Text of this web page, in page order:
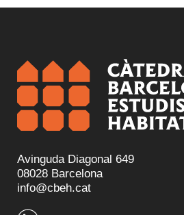
Avinguda Diagonal 649
08028 Barcelona
info@cbeh.cat